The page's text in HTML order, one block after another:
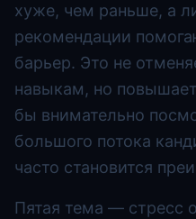
хуже, чем раньше, а
рекомендации
барьер. Это не
навыкам, но
бы внимательно
большого потока
часто становится
Пятая тема — стресс